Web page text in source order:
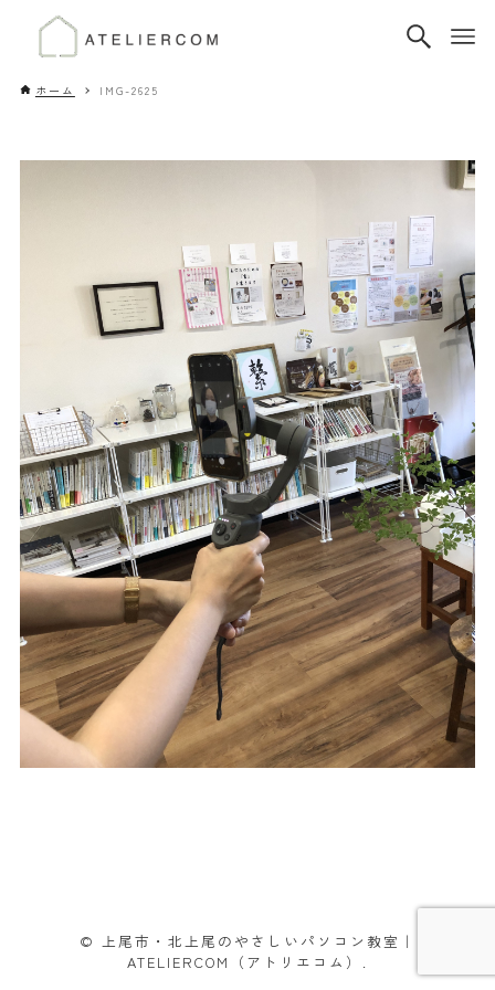
ホーム IMG-2625
© 上尾市・北上尾のやさしいパソコン教室｜
ATELIERCOM（アトリエコム）.